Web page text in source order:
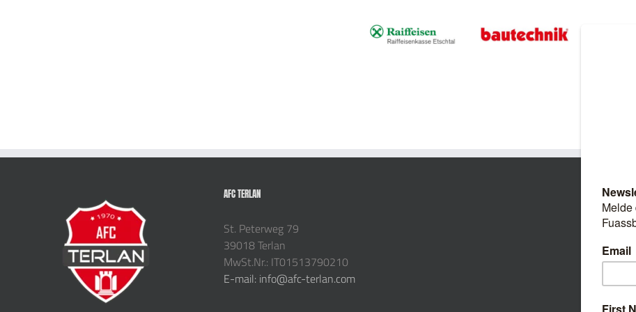
AFC TERLAN
St. Peterweg 79
39018 Terlan
MwSt.Nr.: IT01513790210
E-mail: info@afc-terlan.com